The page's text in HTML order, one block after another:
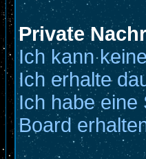
Private
Ich kann
Ich erhalte
Ich habe eine
Board